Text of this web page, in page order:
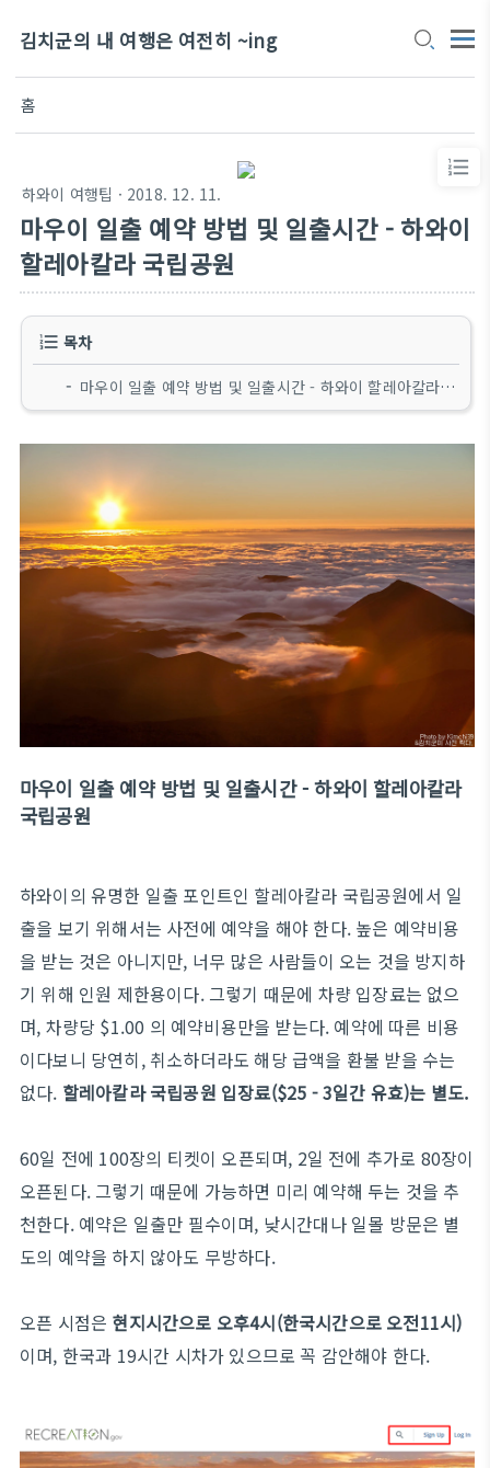
김치군의 내 여행은 여전히 ~ing
홈
하와이 여행팁 · 2018. 12. 11.
마우이 일출 예약 방법 및 일출시간 - 하와이
할레아칼라 국립공원
목차
마우이 일출 예약 방법 및 일출시간 - 하와이 할레아칼라 국립공원
마우이 일출 예약 방법 및 일출시간 - 하와이 할레아칼라
국립공원
하와이의 유명한 일출 포인트인 할레아칼라 국립공원에서 일
출을 보기 위해서는 사전에 예약을 해야 한다. 높은 예약비용
을 받는 것은 아니지만, 너무 많은 사람들이 오는 것을 방지하
기 위해 인원 제한용이다. 그렇기 때문에 차량 입장료는 없으
며, 차량당 $1.00 의 예약비용만을 받는다. 예약에 따른 비용
이다보니 당연히, 취소하더라도 해당 급액을 환불 받을 수는
없다. 할레아칼라 국립공원 입장료($25 - 3일간 유효)는 별도.
60일 전에 100장의 티켓이 오픈되며, 2일 전에 추가로 80장이
오픈된다. 그렇기 때문에 가능하면 미리 예약해 두는 것을 추
천한다. 예약은 일출만 필수이며, 낮시간대나 일몰 방문은 별
도의 예약을 하지 않아도 무방하다.
오픈 시점은 현지시간으로 오후4시(한국시간으로 오전11시)
이며, 한국과 19시간 시차가 있으므로 꼭 감안해야 한다.